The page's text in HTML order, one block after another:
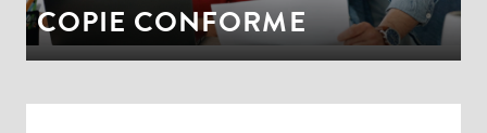
COPIE CONFORME